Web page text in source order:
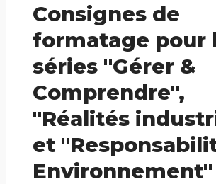
Consignes de
formatage pour
séries "Gérer &
Comprendre",
"Réalités
et
Environnement"